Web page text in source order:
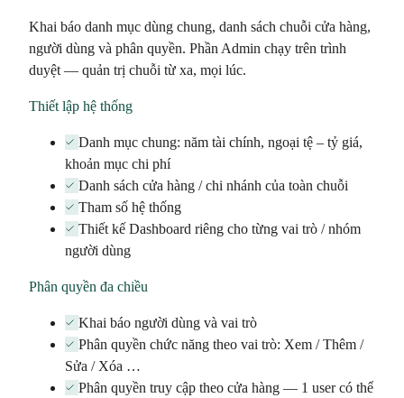
Khai báo danh mục dùng chung, danh sách chuỗi cửa hàng,
người dùng và phân quyền. Phần Admin chạy trên trình
duyệt — quản trị chuỗi từ xa, mọi lúc.
Thiết lập hệ thống
Danh mục chung: năm tài chính, ngoại tệ – tỷ giá,
khoản mục chi phí
Danh sách cửa hàng / chi nhánh của toàn chuỗi
Tham số hệ thống
Thiết kế Dashboard riêng cho từng vai trò / nhóm
người dùng
Phân quyền đa chiều
Khai báo người dùng và vai trò
Phân quyền chức năng theo vai trò: Xem / Thêm /
Sửa / Xóa …
Phân quyền truy cập theo cửa hàng — 1 user có thể